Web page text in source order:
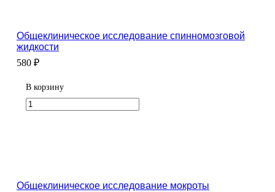
Общеклиническое исследование спинномозговой
жидкости
580 ₽
В корзину
Общеклиническое исследование мокроты